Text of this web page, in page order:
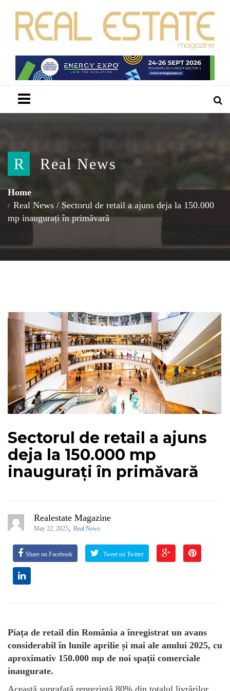
R Real News
Home
Real News / Sectorul de retail a ajuns deja la 150.000
mp inaugurați în primăvară
Sectorul de retail a ajuns
deja la 150.000 mp
inaugurați în primăvară
Realestate Magazine
May 22, 2025, Real News
Share on Facebook Tweet on Twitter
Piața de retail din România a înregistrat un avans
considerabil în lunile aprilie și mai ale anului 2025, cu
aproximativ 150.000 mp de noi spații comerciale
inaugurate.